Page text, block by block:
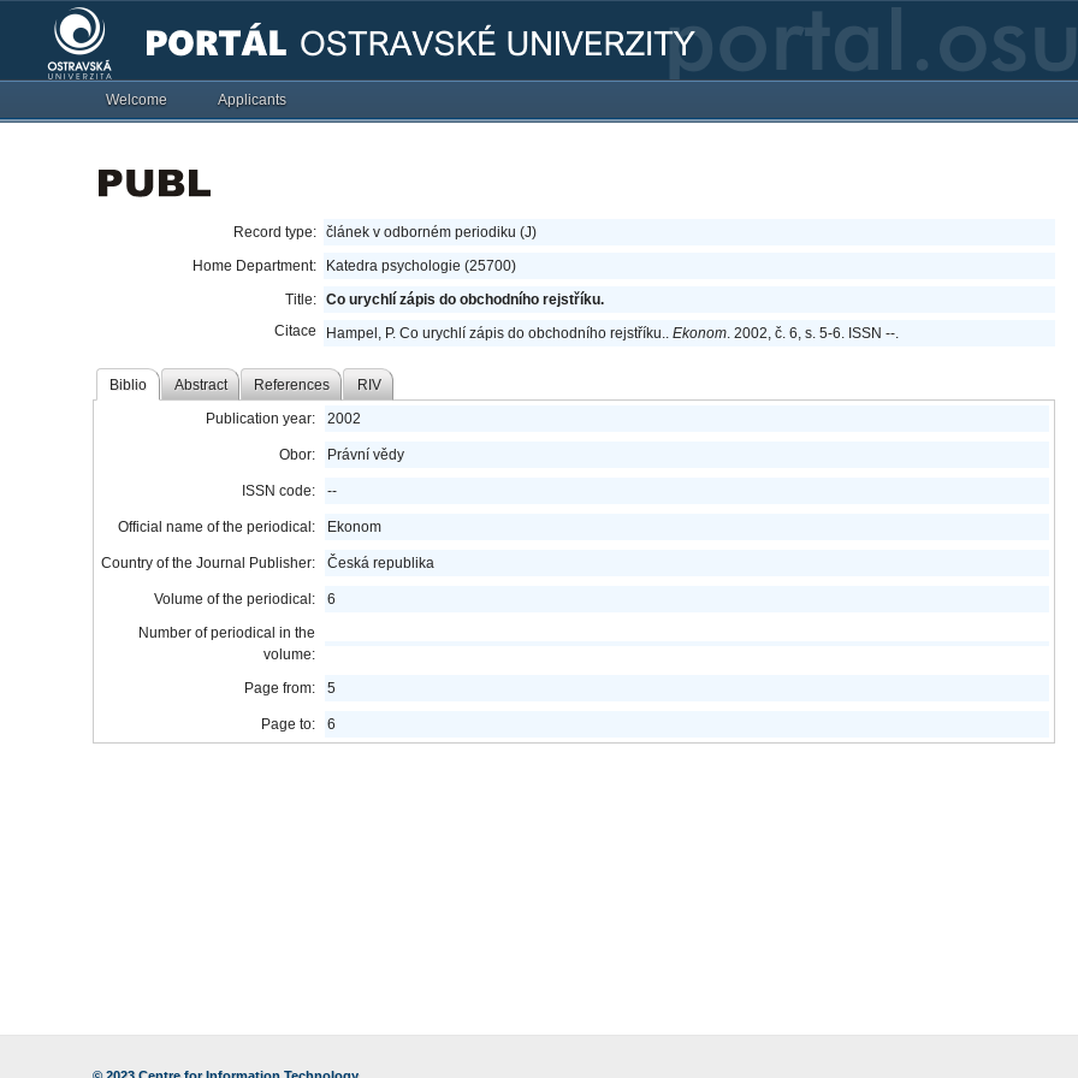
Welcome Applicants
Record type: článek v odborném periodiku (J)
Home Department:
Katedra psychologie (25700)
Title: Co urychlí zápis do obchodního rejstříku.
Citace
Hampel, P. Co urychlí zápis do obchodního rejstříku..Ekonom. 2002, č. 6, s. 5-6. ISSN --.
Biblio Abstract References RIV
Publication year: 2002
Obor: Právní vědy
ISSN code: --
Official name of the periodical: Ekonom
Country of the Journal Publisher: Česká republika
Volume of the periodical:
6
Number of periodical in the
volume:
Page from:
5
Page to: 6